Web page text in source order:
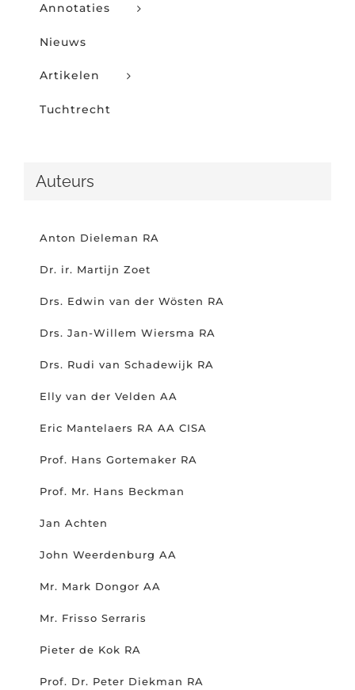
Annotaties
Nieuws
Artikelen
Tuchtrecht
Auteurs
Anton Dieleman RA
Dr. ir. Martijn Zoet
Drs. Edwin van der Wösten RA
Drs. Jan-Willem Wiersma RA
Drs. Rudi van Schadewijk RA
Elly van der Velden AA
Eric Mantelaers RA AA CISA
Prof. Hans Gortemaker RA
Prof. Mr. Hans Beckman
Jan Achten
John Weerdenburg AA
Mr. Mark Dongor AA
Mr. Frisso Serraris
Pieter de Kok RA
Prof. Dr. Peter Diekman RA